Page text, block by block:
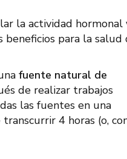
la actividad hormonal
para la salud
fuente natural de
de realizar trabajos
las fuentes en una
4 horas (o,